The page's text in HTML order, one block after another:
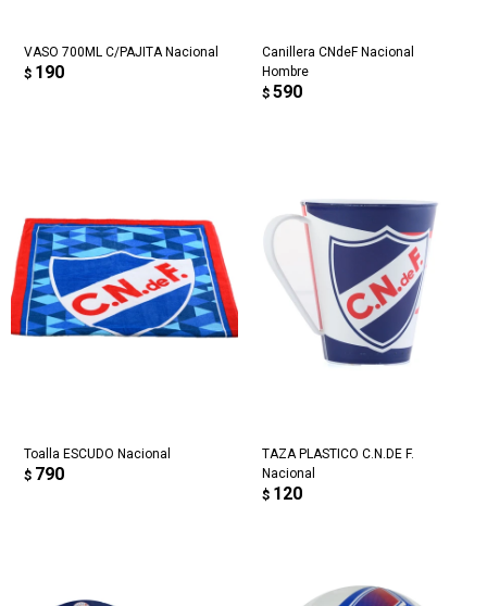
VASO 700ML C/PAJITA Nacional
$ 190
Canillera CNdeF Nacional
Hombre
$ 590
Toalla ESCUDO Nacional
$ 790
TAZA PLASTICO C.N.DE F.
Nacional
$ 120